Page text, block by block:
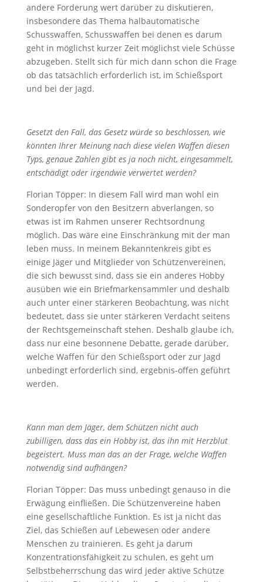
andere Forderung wert darüber zu diskutieren,
insbesondere das Thema halbautomatische
Schusswaffen, Schusswaffen bei denen es darum
geht in möglichst kurzer Zeit möglichst viele Schüsse
abzugeben. Stellt sich für mich dann schon die Frage
ob das tatsächlich erforderlich ist, im Schießsport
und bei der Jagd.
Gesetzt den Fall, das Gesetz würde so beschlossen, wie
könnten Ihrer Meinung nach diese vielen Waffen diesen
Typs, genaue Zahlen gibt es ja noch nicht, eingesammelt,
entschädigt oder irgendwie verwertet werden?
Florian Töpper: In diesem Fall wird man wohl ein
Sonderopfer von den Besitzern abverlangen, so
etwas ist im Rahmen unserer Rechtsordnung
möglich. Das wäre eine Einschränkung mit der man
leben muss. In meinem Bekanntenkreis gibt es
einige Jäger und Mitglieder von Schützenvereinen,
die sich bewusst sind, dass sie ein anderes Hobby
ausüben wie ein Briefmarkensammler und deshalb
auch unter einer stärkeren Beobachtung, was nicht
bedeutet, dass sie unter stärkeren Verdacht seitens
der Rechtsgemeinschaft stehen. Deshalb glaube ich,
dass nur eine besonnene Debatte, gerade darüber,
welche Waffen für den Schießsport oder zur Jagd
unbedingt erforderlich sind, ergebnis-offen geführt
werden.
Kann man dem Jäger, dem Schützen nicht auch
zubilligen, dass das ein Hobby ist, das ihn mit Herzblut
begeistert. Muss man das an der Frage, welche Waffen
notwendig sind aufhängen?
Florian Töpper: Das muss unbedingt genauso in die
Erwägung einfließen. Die Schützenvereine haben
eine gesellschaftliche Funktion. Es ist ja nicht das
Ziel, das Schießen auf Lebewesen oder andere
Menschen zu trainieren. Es geht ja darum
Konzentrationsfähigkeit zu schulen, es geht um
Selbstbeherrschung das wird jeder aktive Schütze